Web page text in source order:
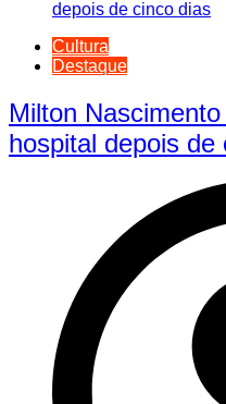
Cultura
Destaque
Milton
hospital depois de